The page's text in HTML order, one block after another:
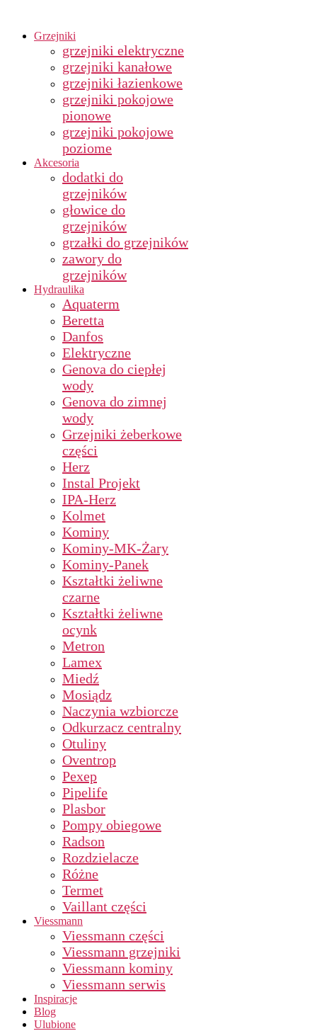
Grzejniki
grzejniki elektryczne
grzejniki kanałowe
grzejniki łazienkowe
grzejniki pokojowe
pionowe
grzejniki pokojowe
poziome
Akcesoria
dodatki do
grzejników
głowice do
grzejników
grzałki do grzejników
zawory do
grzejników
Hydraulika
Aquaterm
Beretta
Danfos
Elektryczne
Genova do ciepłej
wody
Genova do zimnej
wody
Grzejniki żeberkowe
części
Herz
Instal Projekt
IPA-Herz
Kolmet
Kominy
Kominy-MK-Żary
Kominy-Panek
Kształtki żeliwne
czarne
Kształtki żeliwne
ocynk
Metron
Lamex
Miedź
Mosiądz
Naczynia wzbiorcze
Odkurzacz centralny
Otuliny
Oventrop
Pexep
Pipelife
Plasbor
Pompy obiegowe
Radson
Rozdzielacze
Różne
Termet
Vaillant części
Viessmann
Viessmann części
Viessmann grzejniki
Viessmann kominy
Viessmann serwis
Inspiracje
Blog
Ulubione